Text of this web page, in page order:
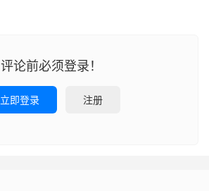
评论前必须登录！
立即登录 注册